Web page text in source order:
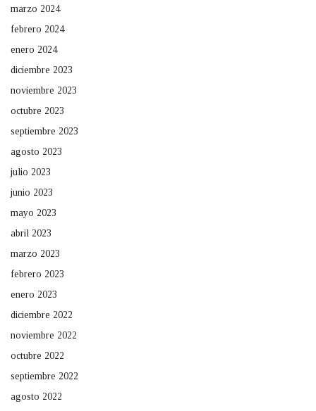
marzo 2024
febrero 2024
enero 2024
diciembre 2023
noviembre 2023
octubre 2023
septiembre 2023
agosto 2023
julio 2023
junio 2023
mayo 2023
abril 2023
marzo 2023
febrero 2023
enero 2023
diciembre 2022
noviembre 2022
octubre 2022
septiembre 2022
agosto 2022